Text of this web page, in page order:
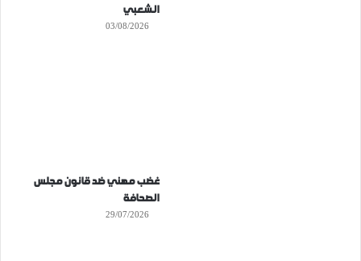
الشعبي
03/08/2026
غضب مهني ضد قانون مجلس
الصحافة
29/07/2026